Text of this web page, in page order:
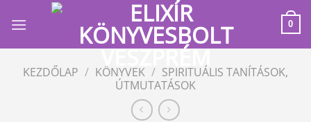
0
KEZDŐLAP / KÖNYVEK / SPIRITUÁLIS TANÍTÁSOK,
ÚTMUTATÁSOK